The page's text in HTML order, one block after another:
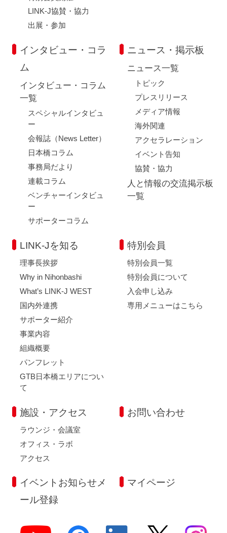
LINK-J協賛・協力
出展・参加
インタビュー・コラ
ム
インタビュー・コラム
一覧
スペシャルインタビュ
ー
会報誌（News Letter）
日本橋コラム
事務局だより
連載コラム
ベンチャーインタビュ
ー
サポーターコラム
ニュース・掲示板
ニュース一覧
トピック
プレスリリース
メディア情報
海外関連
アクセラレーション
イベント告知
協賛・協力
人と情報の交流掲示板
一覧
LINK-Jを知る
理事長挨拶
Why in Nihonbashi
What’s LINK-J WEST
国内外連携
サポーター紹介
事業内容
組織概要
パンフレット
GTB日本橋エリアについ
て
特別会員
特別会員一覧
特別会員について
入会申し込み
専用メニューはこちら
施設・アクセス
ラウンジ・会議室
オフィス・ラボ
アクセス
お問い合わせ
イベントお知らせメ
ール登録
マイページ